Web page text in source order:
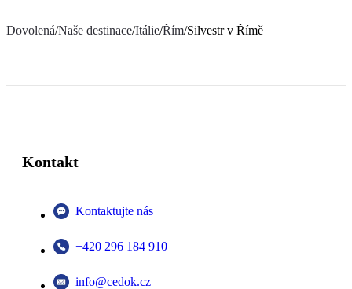
Dovolená/Naše destinace/Itálie/Řím/Silvestr v Římě
Kontakt
Kontaktujte nás
+420 296 184 910
info@cedok.cz